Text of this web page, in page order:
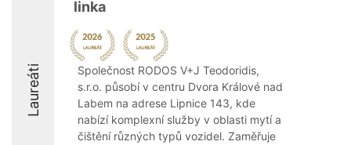
Laureáti
linka
Společnost RODOS V+J Teodoridis,
s.r.o. působí v centru Dvora Králové nad
Labem na adrese Lipnice 143, kde
nabízí komplexní služby v oblasti mytí a
čištění různých typů vozidel. Zaměřuje